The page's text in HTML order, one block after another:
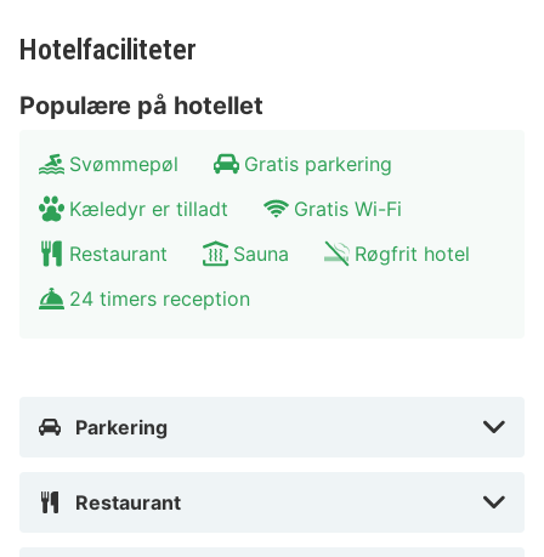
Hotelfaciliteter
Populære på hotellet
Svømmepøl
Gratis parkering
Kæledyr er tilladt
Gratis Wi-Fi
Restaurant
Sauna
Røgfrit hotel
24 timers reception
Parkering
Restaurant